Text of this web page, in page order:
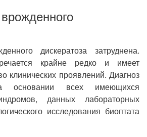
дискератоза затруднена.
крайне редко и имеет
клинических проявлений. Диагноз
основании всех имеющихся
данных лабораторных
исследования биоптата